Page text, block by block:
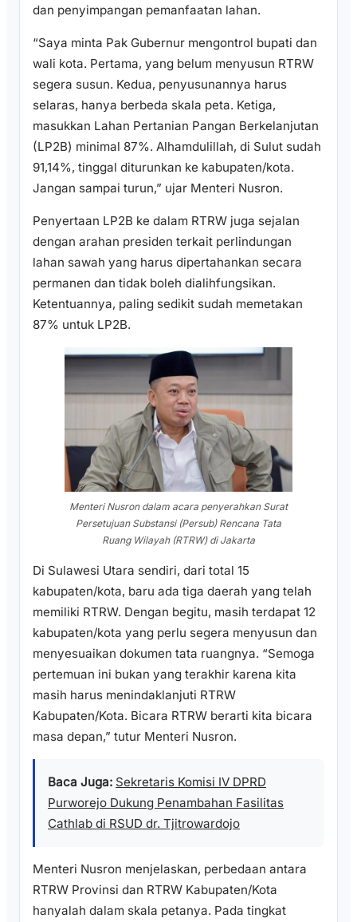
dan penyimpangan pemanfaatan lahan.
“Saya minta Pak Gubernur mengontrol bupati dan
wali kota. Pertama, yang belum menyusun RTRW
segera susun. Kedua, penyusunannya harus
selaras, hanya berbeda skala peta. Ketiga,
masukkan Lahan Pertanian Pangan Berkelanjutan
(LP2B) minimal 87%. Alhamdulillah, di Sulut sudah
91,14%, tinggal diturunkan ke kabupaten/kota.
Jangan sampai turun,” ujar Menteri Nusron.
Penyertaan LP2B ke dalam RTRW juga sejalan
dengan arahan presiden terkait perlindungan
lahan sawah yang harus dipertahankan secara
permanen dan tidak boleh dialihfungsikan.
Ketentuannya, paling sedikit sudah memetakan
87% untuk LP2B.
Menteri Nusron dalam acara penyerahkan Surat
Persetujuan Substansi (Persub) Rencana Tata
Ruang Wilayah (RTRW) di Jakarta
Di Sulawesi Utara sendiri, dari total 15
kabupaten/kota, baru ada tiga daerah yang telah
memiliki RTRW. Dengan begitu, masih terdapat 12
kabupaten/kota yang perlu segera menyusun dan
menyesuaikan dokumen tata ruangnya. “Semoga
pertemuan ini bukan yang terakhir karena kita
masih harus menindaklanjuti RTRW
Kabupaten/Kota. Bicara RTRW berarti kita bicara
masa depan,” tutur Menteri Nusron.
Baca Juga: Sekretaris Komisi IV DPRD
Purworejo Dukung Penambahan Fasilitas
Cathlab di RSUD dr. Tjitrowardojo
Menteri Nusron menjelaskan, perbedaan antara
RTRW Provinsi dan RTRW Kabupaten/Kota
hanyalah dalam skala petanya. Pada tingkat